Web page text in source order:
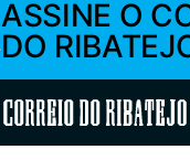
ASSINE O
DO
Correio do Ribatejo